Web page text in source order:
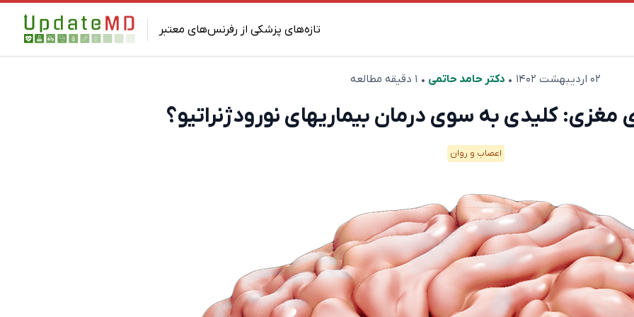
تازه‌های پزشکی از رفرنس‌های معتبر
۰۲ اردیبهشت ۱۴۰۲ • دکتر حامد حاتمی • ۱ دقیقه مطالعه
مغزی: کلیدی به سوی درمان بیماریهای نورودژنراتیو؟
اعصاب و روان